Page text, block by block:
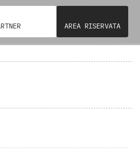
AREA RISERVATA